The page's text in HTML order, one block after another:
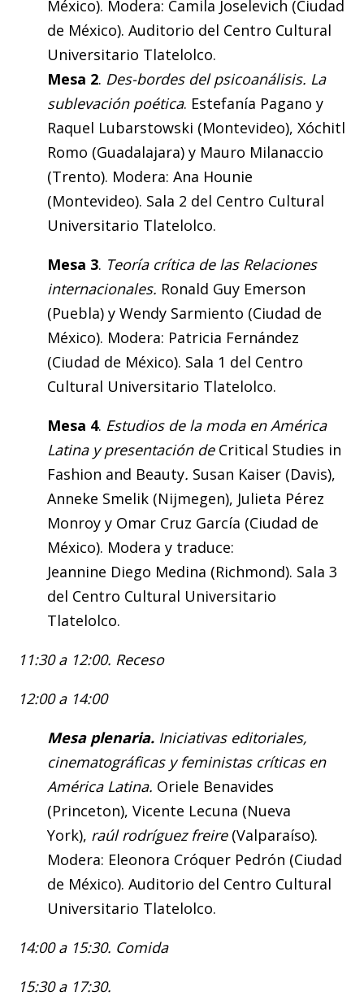
México). Modera: Camila Joselevich (Ciudad
de México). Auditorio del Centro Cultural
Universitario Tlatelolco.
Mesa 2. Des-bordes del psicoanálisis. La
sublevación poética. Estefanía Pagano y
Raquel Lubarstowski (Montevideo), Xóchitl
Romo (Guadalajara) y Mauro Milanaccio
(Trento). Modera: Ana Hounie
(Montevideo). Sala 2 del Centro Cultural
Universitario Tlatelolco.
Mesa 3. Teoría crítica de las Relaciones
internacionales. Ronald Guy Emerson
(Puebla) y Wendy Sarmiento (Ciudad de
México). Modera: Patricia Fernández
(Ciudad de México). Sala 1 del Centro
Cultural Universitario Tlatelolco.
Mesa 4. Estudios de la moda en América
Latina y presentación de Critical Studies in
Fashion and Beauty. Susan Kaiser (Davis),
Anneke Smelik (Nijmegen), Julieta Pérez
Monroy y Omar Cruz García (Ciudad de
México). Modera y traduce:
Jeannine Diego Medina (Richmond). Sala 3
del Centro Cultural Universitario
Tlatelolco.
11:30 a 12:00. Receso
12:00 a 14:00
Mesa plenaria. Iniciativas editoriales,
cinematográficas y feministas críticas en
América Latina. Oriele Benavides
(Princeton), Vicente Lecuna (Nueva
York), raúl rodríguez freire(Valparaíso).
Modera: Eleonora Cróquer Pedrón (Ciudad
de México). Auditorio del Centro Cultural
Universitario Tlatelolco.
14:00 a 15:30. Comida
15:30 a 17:30.